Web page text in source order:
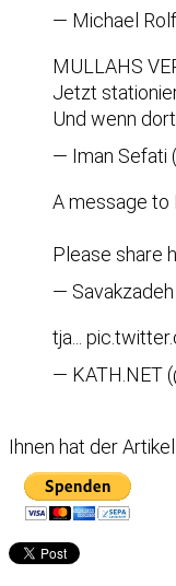
— Michael
MULLAHS
Jetzt
Und wenn
— Iman Sefati
A message to
Please share
—
tja...
— KATH.NET
Ihnen hat der